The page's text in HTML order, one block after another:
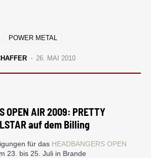
POWER METAL
26. MAI 2010
OPEN AIR 2009: PRETTY
auf dem Billing
für das HEADBANGERS OPEN
23. bis 25. Juli in Brande